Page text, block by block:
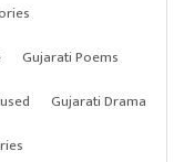
Gujarati Poems
Gujarati Drama